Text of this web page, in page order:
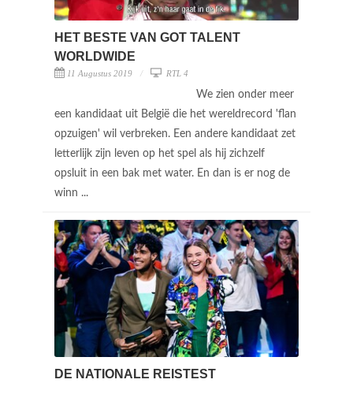
HET BESTE VAN GOT TALENT
WORLDWIDE
11 Augustus 2019 RTL 4
We zien onder meer
een kandidaat uit België die het wereldrecord 'flan
opzuigen' wil verbreken. Een andere kandidaat zet
letterlijk zijn leven op het spel als hij zichzelf
opsluit in een bak met water. En dan is er nog de
winn ...
DE NATIONALE REISTEST